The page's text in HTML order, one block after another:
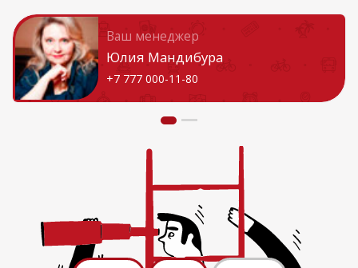
Ваш менеджер
Юлия Мандибура
+7 777 000-11-80